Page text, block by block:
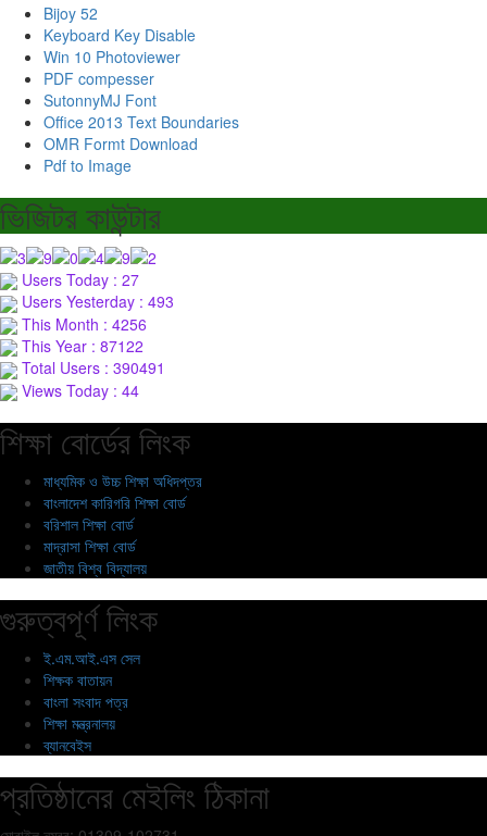
Bijoy 52
Keyboard Key Disable
Win 10 Photoviewer
PDF compesser
SutonnyMJ Font
Office 2013 Text Boundaries
OMR Formt Download
Pdf to Image
ভিজিটর কাউন্টার
Users Today : 27
Users Yesterday : 493
This Month : 4256
This Year : 87122
Total Users : 390491
Views Today : 44
শিক্ষা বোর্ডের লিংক
মাধ্যমিক ও উচ্চ শিক্ষা অধিদপ্তর
বাংলাদেশ কারিগরি শিক্ষা বোর্ড
বরিশাল শিক্ষা বোর্ড
মাদ্রাসা শিক্ষা বোর্ড
জাতীয় বিশ্ব বিদ্যালয়
গুরুত্বপূর্ণ লিংক
ই.এম.আই.এস সেল
শিক্ষক বাতায়ন
বাংলা সংবাদ পত্র
শিক্ষা মন্ত্রনালয়
ব্যানবেইস
প্রতিষ্ঠানের মেইলিং ঠিকানা